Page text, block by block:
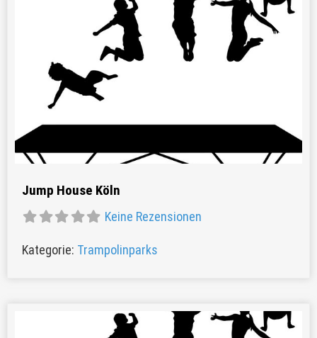
Jump House Köln
Keine Rezensionen
Kategorie: Trampolinparks